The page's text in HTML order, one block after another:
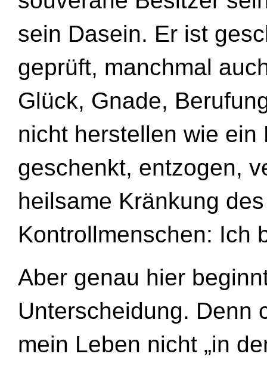
sein Dasein. Er ist
geprüft, manchmal
Glück, Gnade,
nicht herstellen wie ein
geschenkt, entzogen,
heilsame Kränkung
Kontrollmenschen: Ich
Aber genau hier
Unterscheidung. Denn
mein Leben nicht „in